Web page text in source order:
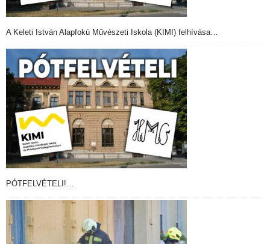
A Keleti István Alapfokú Művészeti Iskola (KIMI) felhívása…
PÓTFELVÉTELI!…